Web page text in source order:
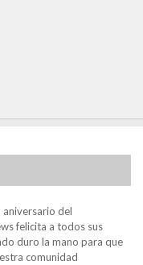
del
felicita a todos sus
duro la mano para que
comunidad